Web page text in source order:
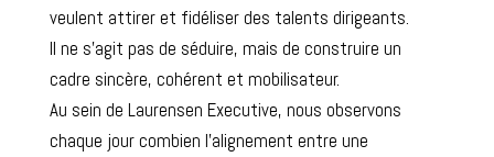
veulent attirer et fidéliser des talents dirigeants.
Il ne s’agit pas de séduire, mais de construire un
cadre sincère, cohérent et mobilisateur.
Au sein de Laurensen Executive, nous observons
chaque jour combien l’alignement entre une